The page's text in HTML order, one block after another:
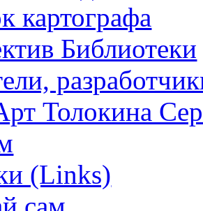
картографа
Библиотеки
Толокина
(Links)